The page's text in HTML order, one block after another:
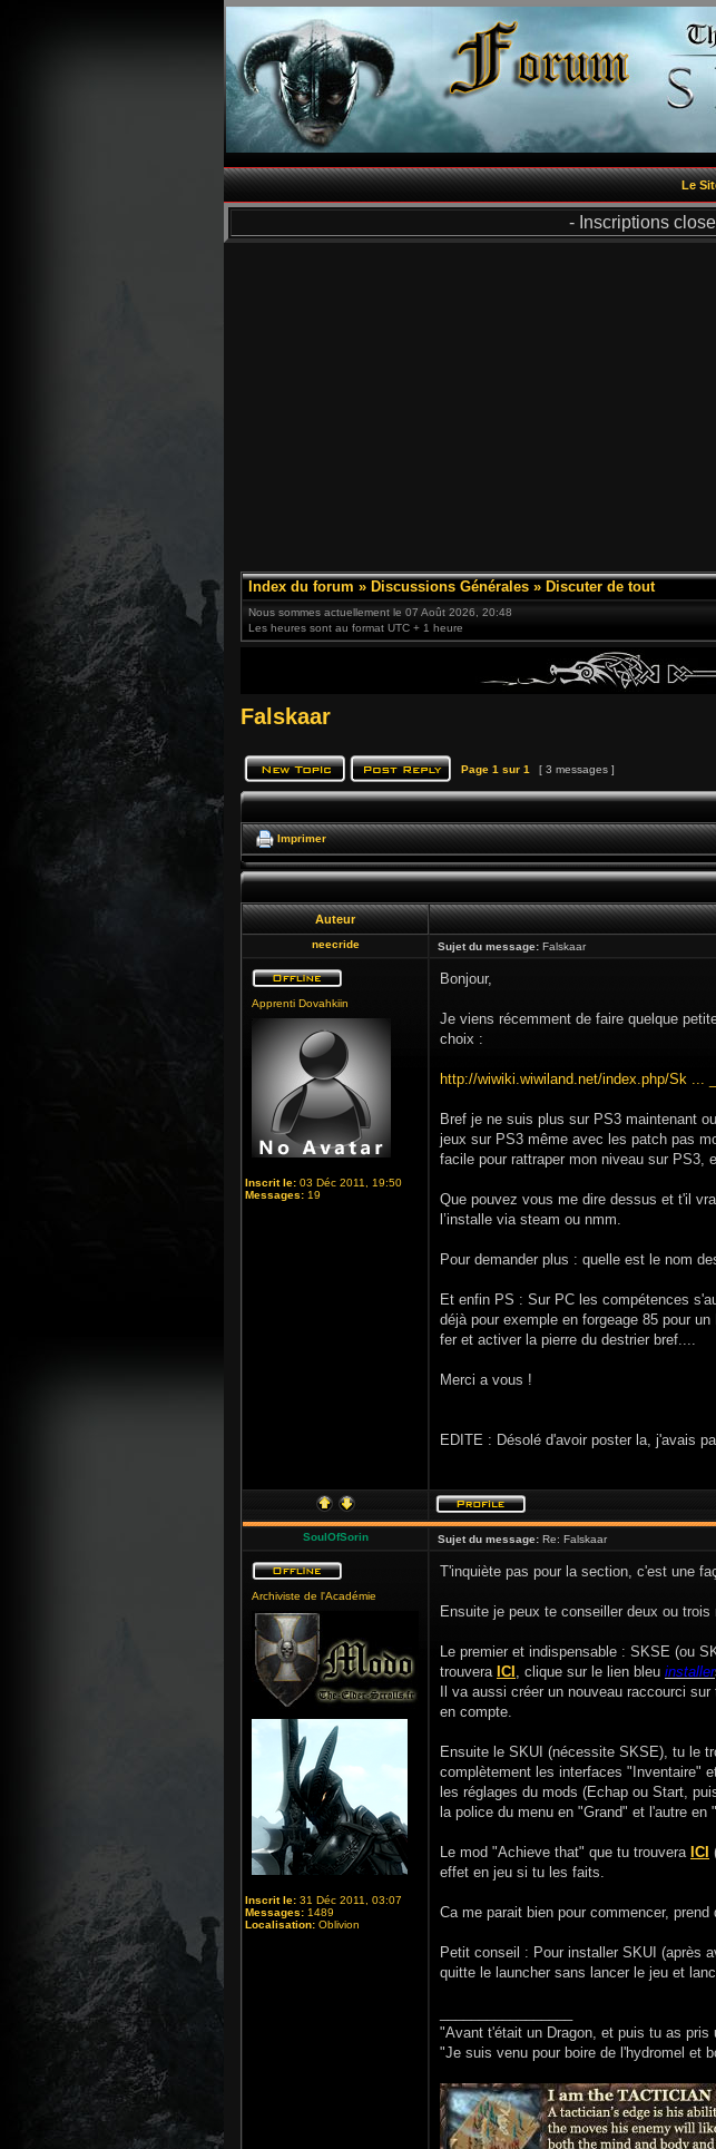
Le
- Inscriptions
Index du forum » Discussions Générales » Discuter de tout
Nous sommes actuellement le 07 Août 2026, 20:48
Les heures sont au format UTC + 1 heure
Falskaar
Page 1 sur 1 [ 3 messages ]
Imprimer
Auteur
neecride Sujet du message: Falskaar
Apprenti Dovahkiin
Inscrit le: 03 Déc 2011, 19:50
Messages: 19
Bonjour,
Je viens récemment de faire quelque
choix :
http://wiwiki.wiwiland.net/index.php/Sk ...
Bref je ne suis plus sur PS3 maintenant
jeux sur PS3 même avec les patch pas
facile pour rattraper mon niveau sur PS3,
Que pouvez vous me dire dessus et t'il
l’installe via steam ou nmm.
Pour demander plus : quelle est le nom
Et enfin PS : Sur PC les compétences
déjà pour exemple en forgeage 85 pour
fer et activer la pierre du destrier bref....
Merci a vous !
EDITE : Désolé d'avoir poster la, j'avais
SoulOfSorin Sujet du message: Re: Falskaar
Archiviste de l'Académie
Inscrit le: 31 Déc 2011, 03:07
Messages: 1489
Localisation: Oblivion
T'inquiète pas pour la section, c'est une
Ensuite je peux te conseiller deux ou
Le premier et indispensable : SKSE (ou
trouvera ICI , clique sur le lien bleu installer
Il va aussi créer un nouveau raccourci
en compte.
Ensuite le SKUI (nécessite SKSE), tu le
complètement les interfaces "Inventaire"
les réglages du mods (Echap ou Start,
la police du menu en "Grand" et l'autre en
Le mod "Achieve that" que tu trouvera ICI
effet en jeu si tu les faits.
Ca me parait bien pour commencer,
Petit conseil : Pour installer SKUI (après
quitte le launcher sans lancer le jeu et
"Avant t'était un Dragon, et puis tu as pris
"Je suis venu pour boire de l'hydromel et